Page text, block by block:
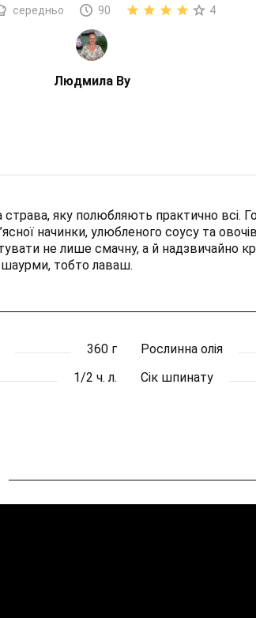
середньо 90 4
Людмила Ву
яку полюбляють практично всі.
начинки, улюбленого соусу та
не лише смачну, а й надзвичайно
тобто лаваш.
360 г Рослинна олія
1/2 ч. л. Сік шпинату